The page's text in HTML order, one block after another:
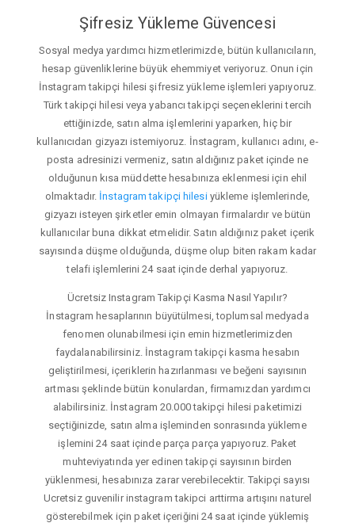
Şifresiz Yükleme Güvencesi
Sosyal medya yardımcı hizmetlerimizde, bütün kullanıcıların,
hesap güvenliklerine büyük ehemmiyet veriyoruz. Onun için
İnstagram takipçi hilesi şifresiz yükleme işlemleri yapıyoruz.
Türk takipçi hilesi veya yabancı takipçi seçeneklerini tercih
ettiğinizde, satın alma işlemlerini yaparken, hiç bir
kullanıcıdan gizyazı istemiyoruz. İnstagram, kullanıcı adını, e-
posta adresinizi vermeniz, satın aldığınız paket içinde ne
olduğunun kısa müddette hesabınıza eklenmesi için ehil
olmaktadır. İnstagram takipçi hilesiyükleme işlemlerinde,
gizyazı isteyen şirketler emin olmayan firmalardır ve bütün
kullanıcılar buna dikkat etmelidir. Satın aldığınız paket içerik
sayısında düşme olduğunda, düşme olup biten rakam kadar
telafi işlemlerini 24 saat içinde derhal yapıyoruz.
Ücretsiz Instagram Takipçi Kasma Nasıl Yapılır?
İnstagram hesaplarının büyütülmesi, toplumsal medyada
fenomen olunabilmesi için emin hizmetlerimizden
faydalanabilirsiniz. İnstagram takipçi kasma hesabın
geliştirilmesi, içeriklerin hazırlanması ve beğeni sayısının
artması şeklinde bütün konulardan, firmamızdan yardımcı
alabilirsiniz. İnstagram 20.000 takipçi hilesi paketimizi
seçtiğinizde, satın alma işleminden sonrasında yükleme
işlemini 24 saat içinde parça parça yapıyoruz. Paket
muhteviyatında yer edinen takipçi sayısının birden
yüklenmesi, hesabınıza zarar verebilecektir. Takipçi sayısı
Ucretsiz guvenilir instagram takipci arttirma artışını naturel
gösterebilmek için paket içeriğini 24 saat içinde yüklemiş